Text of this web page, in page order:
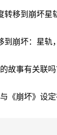
移到崩坏星
崩坏：星轨
故事有关联吗
《崩坏》设